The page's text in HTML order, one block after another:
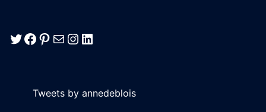
Twitter
Facebook
Pinterest
E-mailInstagram
LinkedIn
Tweets by annedeblois